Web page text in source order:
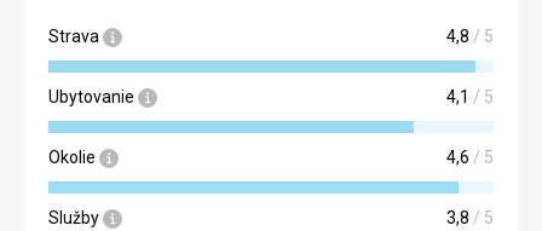
Strava 4,8 / 5
Ubytovanie 4,1 / 5
Okolie 4,6 / 5
Služby 3,8 / 5